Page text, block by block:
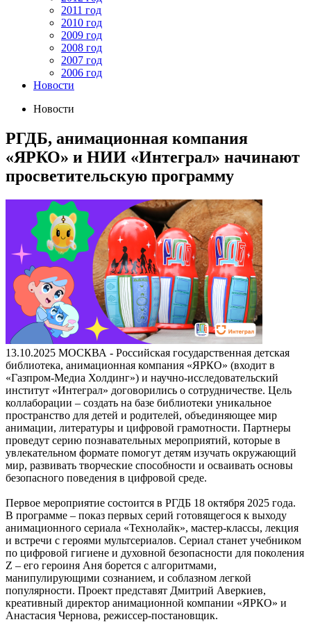
2011 год
2010 год
2009 год
2008 год
2007 год
2006 год
Новости
Новости
РГДБ, анимационная компания
«ЯРКО» и НИИ «Интеграл» начинают
просветительскую программу
13.10.2025 МОСКВА - Российская государственная детская
библиотека, анимационная компания «ЯРКО» (входит в
«Газпром-Медиа Холдинг») и научно-исследовательский
институт «Интеграл» договорились о сотрудничестве. Цель
коллаборации – создать на базе библиотеки уникальное
пространство для детей и родителей, объединяющее мир
анимации, литературы и цифровой грамотности. Партнеры
проведут серию познавательных мероприятий, которые в
увлекательном формате помогут детям изучать окружающий
мир, развивать творческие способности и осваивать основы
безопасного поведения в цифровой среде.
Первое мероприятие состоится в РГДБ 18 октября 2025 года.
В программе – показ первых серий готовящегося к выходу
анимационного сериала «Технолайк», мастер-классы, лекция
и встречи с героями мультсериалов. Сериал станет учебником
по цифровой гигиене и духовной безопасности для поколения
Z – его героиня Аня борется с алгоритмами,
манипулирующими сознанием, и соблазном легкой
популярности. Проект представят Дмитрий Аверкиев,
креативный директор анимационной компании «ЯРКО» и
Анастасия Чернова, режиссер-постановщик.